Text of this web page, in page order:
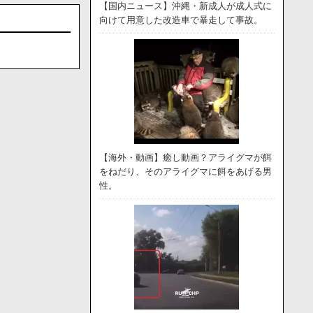
【国内ニュース】沖縄・新成人が成人式に
向けて用意した改造車で暴走して事故。
【海外・動画】癒し動画？アライグマが餌
をねだり、そのアライグマに餌をあげる男
性。